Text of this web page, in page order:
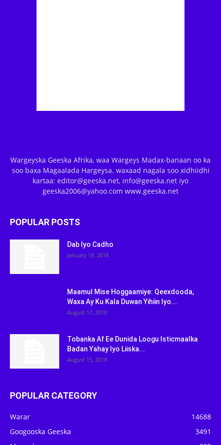
Wargeyska Geeska Afrika, waa Wargeys Madax-banaan oo ka
soo baxa Magaalada Hargeysa. waxaad nagala soo xidhiidhi
kartaa: editor@geeska.net, info@geeska.net iyo
geeska2006@yahoo.com www.geeska.net
POPULAR POSTS
Dab Iyo Cadho
January 18, 2018
Maamul Mise Hoggaamiye: Qeexdooda,
Waxa Ay Ku Kala Duwan Yihiin Iyo...
August 17, 2018
Tobanka Af Ee Dunida Loogu Isticmaalka
Badan Yahay Iyo Liiska...
August 15, 2018
POPULAR CATEGORY
Warar
14688
Googooska Geeska
3491